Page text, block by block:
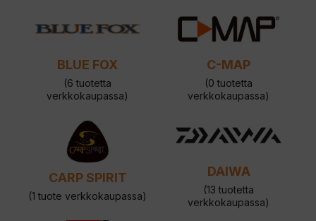
BLUE FOX
(6 tuotetta
verkkokaupassa)
C-MAP
(0 tuotetta
verkkokaupassa)
CARP SPIRIT
(1 tuote verkkokaupassa)
DAIWA
(13 tuotetta
verkkokaupassa)